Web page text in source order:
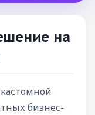
на
бизнес-